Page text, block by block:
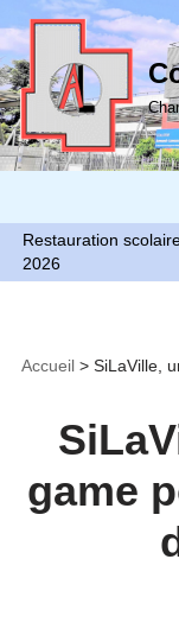
Aller
au
contenu
Restauration
2026
Accueil> SiLaVille,
game